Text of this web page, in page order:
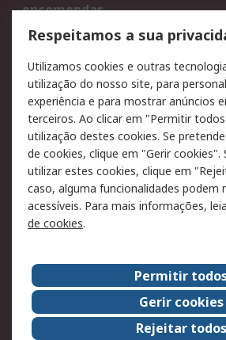
encomendas
Formas de entrega
Pagamento e
faturação
Legal
Aviso legal
Política de privacidade
- Atualizada
Condições de venda
Sobre a RS
A RS no mundo
RS
Sobre a RS
Respeitamos a sua
Utilizamos cookies e outras
utilização do nosso site, para
experiência e para mostrar anúncios
terceiros. Ao clicar em "Permitir
utilização destes cookies. Se
de cookies, clique em "Gerir cookies".
utilizar estes cookies, clique em
caso, alguma funcionalidades podem
acessíveis. Para mais informações,
de cookies.
Permitir
Gerir cookies
Rejeitar todos